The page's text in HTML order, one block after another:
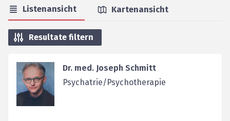
Listenansicht Kartenansicht
Resultate filtern
Dr. med. Joseph Schmitt
Psychatrie/Psychotherapie